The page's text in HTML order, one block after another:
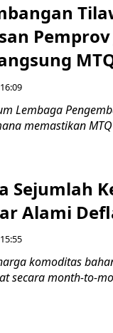
Pemprov
Lembaga
memastikan
Sejumlah
Alami
komoditas
secara month-to-